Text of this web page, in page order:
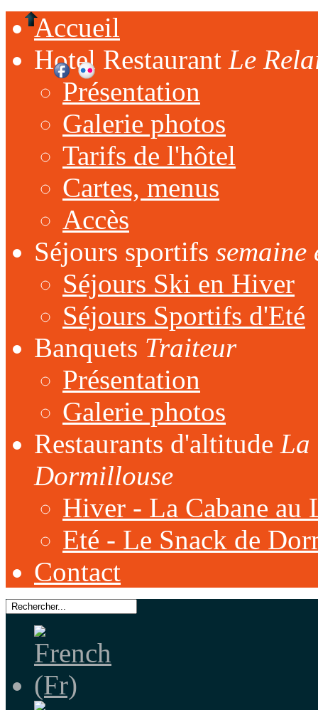
Accueil
Hotel Restaurant Le
Présentation
Galerie photos
Tarifs de l'hôtel
Cartes, menus
Accès
Séjours sportifs semaine
Séjours Ski en Hiver
Séjours Sportifs d'Eté
Banquets Traiteur
Présentation
Galerie photos
Restaurants d'altitude La
Dormillouse
Hiver - La Cabane au
Eté - Le Snack de
Contact